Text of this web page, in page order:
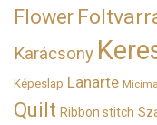
Flower
Karácsony
Képeslap Lanarte
Quilt Ribbon stitch